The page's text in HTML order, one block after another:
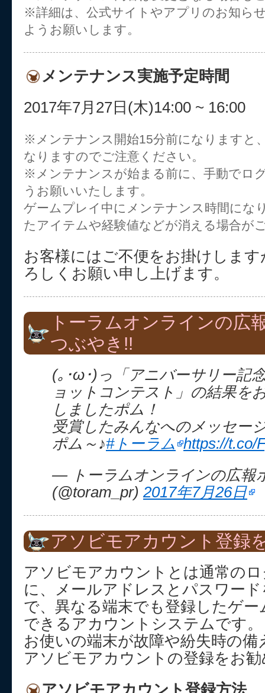
※詳細は、公式サイトやアプリのお知ら
ようお願いします。
メンテナンス実施予定時間
2017年7月27日(木)14:00 ~ 16:00
※メンテナンス開始15分前になりますと
なりますのでご注意ください。
※メンテナンスが始まる前に、手動でロ
うお願いいたします。
ゲームプレイ中にメンテナンス時間にな
たアイテムや経験値などが消える場合が
お客様にはご不便をお掛けしま
ろしくお願い申し上げます。
トーラムオンラインの広
つぶやき!!
(｡･ω･)っ「アニバーサリー記
ョットコンテスト」の結果を
しましたポム！
受賞したみんなへのメッセー
ポム～♪#トーラム https://t.co/
— トーラムオンラインの広報
(@toram_pr) 2017年7月26日
アソビモアカウント登録
アソビモアカウントとは通常の
に、メールアドレスとパスワー
で、異なる端末でも登録したゲ
できるアカウントシステムです。
お使いの端末が故障や紛失時の
アソビモアカウントの登録をお
アソビモアカウント登録方法